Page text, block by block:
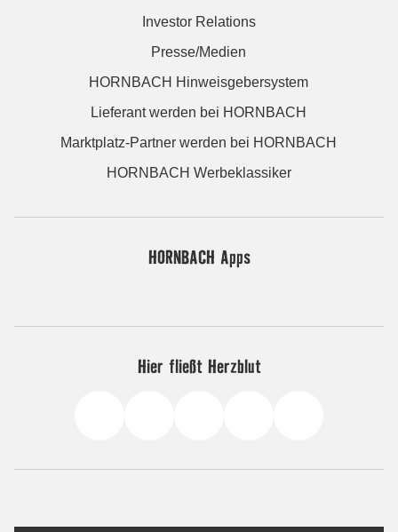
Investor Relations
Presse/Medien
HORNBACH Hinweisgebersystem
Lieferant werden bei HORNBACH
Marktplatz-Partner werden bei HORNBACH
HORNBACH Werbeklassiker
HORNBACH Apps
Hier fließt Herzblut